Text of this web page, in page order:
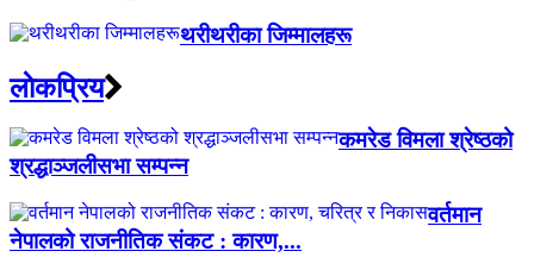
थरीथरीका जिम्मालहरू
लाेकप्रिय
कमरेड विमला श्रेष्ठको
श्रद्धाञ्जलीसभा सम्पन्न
वर्तमान
नेपालको राजनीतिक संकट : कारण,...